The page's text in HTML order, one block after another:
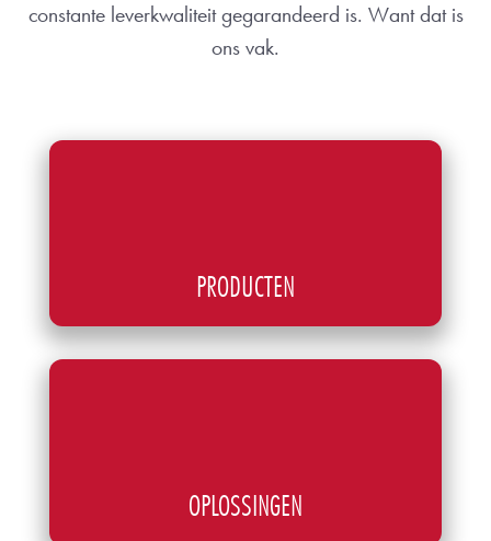
constante leverkwaliteit gegarandeerd is. Want dat is
ons vak.
PRODUCTEN
OPLOSSINGEN